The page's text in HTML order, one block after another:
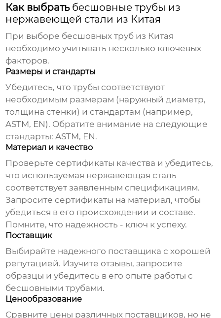
Как выбрать бесшовные трубы из
нержавеющей стали из Китая
При выборе бесшовных труб из Китая
необходимо учитывать несколько ключевых
факторов.
Размеры и стандарты
Убедитесь, что трубы соответствуют
необходимым размерам (наружный диаметр,
толщина стенки) и стандартам (например,
ASTM, EN). Обратите внимание на следующие
стандарты:ASTM, EN.
Материал и качество
Проверьте сертификаты качества и убедитесь,
что используемая нержавеющая сталь
соответствует заявленным спецификациям.
Запросите сертификаты на материал, чтобы
убедиться в его происхождении и составе.
Помните, что надежность - ключ к успеху.
Поставщик
Выбирайте надежного поставщика с хорошей
репутацией. Изучите отзывы, запросите
образцы и убедитесь в его опыте работы с
бесшовными трубами.
Ценообразование
Сравните цены различных поставщиков, но не